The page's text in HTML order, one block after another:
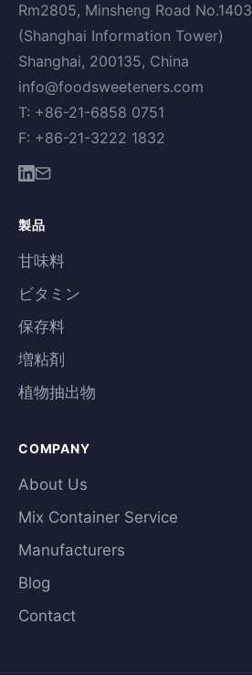
Rm2805, Minsheng Road No.1403
(Shanghai Information Tower)
Shanghai, 200135, China
info@foodsweeteners.com
T: +86-21-6858 0751
F: +86-21-3222 1832
製品
甘味料
ビタミン
保存料
増粘剤
植物抽出物
COMPANY
About Us
Mix Container Service
Manufacturers
Blog
Contact